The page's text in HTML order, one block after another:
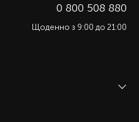
0 800 508 880
Щоденно з 9:00 до 21:00